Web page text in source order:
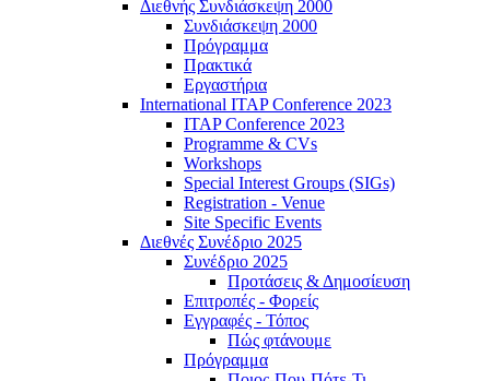
Διεθνής Συνδιάσκεψη 2000
Συνδιάσκεψη 2000
Πρόγραμμα
Πρακτικά
Εργαστήρια
International ITAP Conference 2023
ITAP Conference 2023
Programme & CVs
Workshops
Special Interest Groups (SIGs)
Registration - Venue
Site Specific Events
Διεθνές Συνέδριο 2025
Συνέδριο 2025
Προτάσεις & Δημοσίευση
Επιτροπές - Φορείς
Εγγραφές - Τόπος
Πώς φτάνουμε
Πρόγραμμα